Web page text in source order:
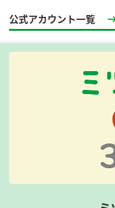
公式アカウント一覧